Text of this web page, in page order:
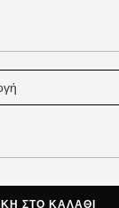
ΣΤΟ ΚΑΛΆΘΙ